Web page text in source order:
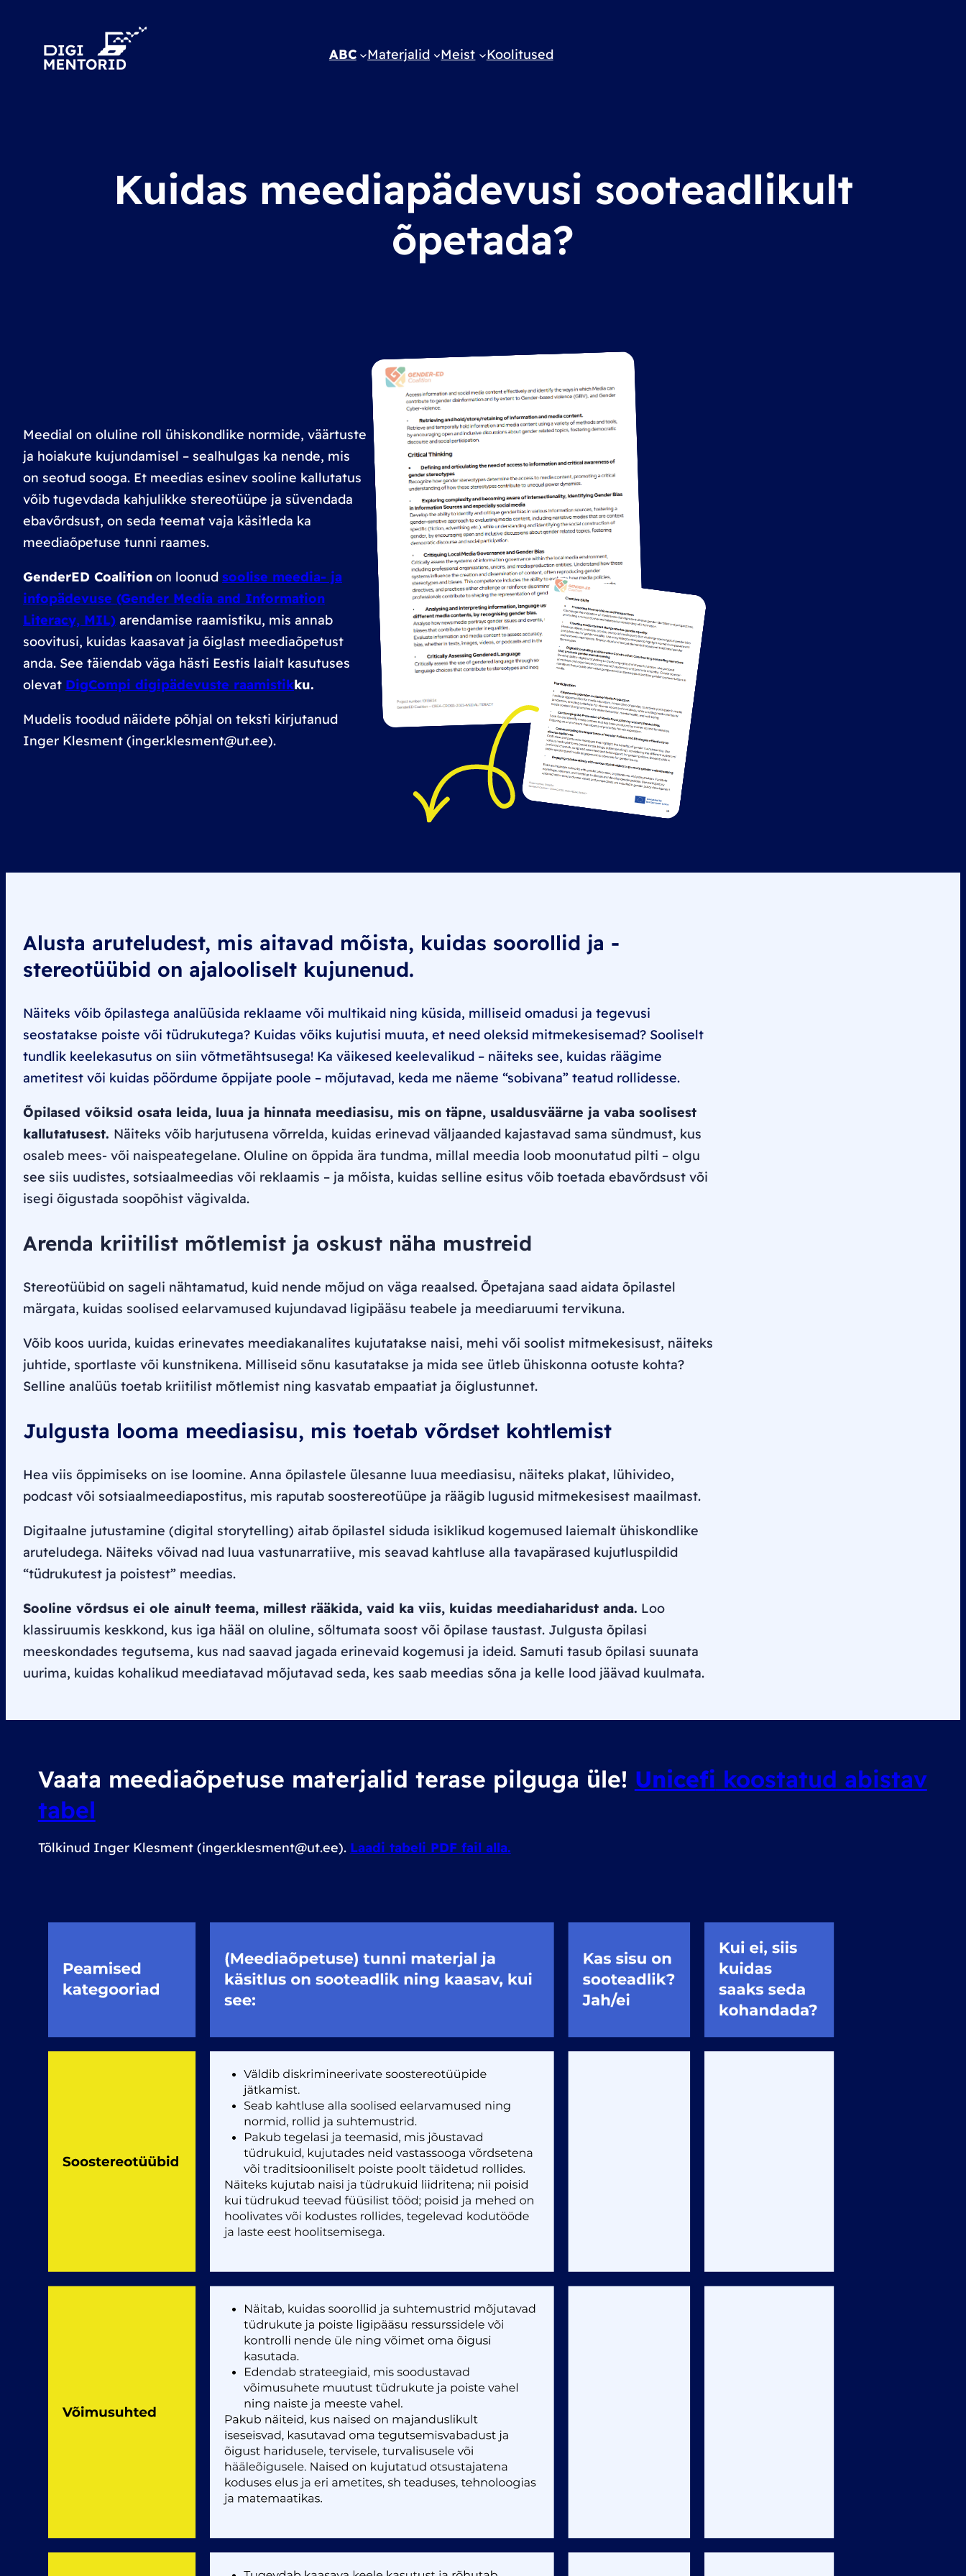
ABC Materjalid Meist Koolitused
Kuidas meediapädevusi sooteadlikult
õpetada?
Meedial on oluline roll ühiskondlike normide, väärtuste
ja hoiakute kujundamisel – sealhulgas ka nende, mis
on seotud sooga. Et meedias esinev sooline kallutatus
võib tugevdada kahjulikke stereotüüpe ja süvendada
ebavõrdsust, on seda teemat vaja käsitleda ka
meediaõpetuse tunni raames.
GenderED Coalition on loonud soolise meedia- ja
infopädevuse (Gender Media and Information
Literacy, MIL) arendamise raamistiku, mis annab
soovitusi, kuidas kaasavat ja õiglast meediaõpetust
anda. See täiendab väga hästi Eestis laialt kasutuses
olevat DigCompi digipädevuste raamistikku.
Mudelis toodud näidete põhjal on teksti kirjutanud
Inger Klesment (inger.klesment@ut.ee).
Alusta aruteludest, mis aitavad mõista, kuidas soorollid ja -
stereotüübid on ajalooliselt kujunenud.
Näiteks võib õpilastega analüüsida reklaame või multikaid ning küsida, milliseid omadusi ja tegevusi
seostatakse poiste või tüdrukutega? Kuidas võiks kujutisi muuta, et need oleksid mitmekesisemad? Sooliselt
tundlik keelekasutus on siin võtmetähtsusega! Ka väikesed keelevalikud – näiteks see, kuidas räägime
ametitest või kuidas pöördume õppijate poole – mõjutavad, keda me näeme “sobivana” teatud rollidesse.
Õpilased võiksid osata leida, luua ja hinnata meediasisu, mis on täpne, usaldusväärne ja vaba soolisest
kallutatusest. Näiteks võib harjutusena võrrelda, kuidas erinevad väljaanded kajastavad sama sündmust, kus
osaleb mees- või naispeategelane. Oluline on õppida ära tundma, millal meedia loob moonutatud pilti – olgu
see siis uudistes, sotsiaalmeedias või reklaamis – ja mõista, kuidas selline esitus võib toetada ebavõrdsust või
isegi õigustada soopõhist vägivalda.
Arenda kriitilist mõtlemist ja oskust näha mustreid
Stereotüübid on sageli nähtamatud, kuid nende mõjud on väga reaalsed. Õpetajana saad aidata õpilastel
märgata, kuidas soolised eelarvamused kujundavad ligipääsu teabele ja meediaruumi tervikuna.
Võib koos uurida, kuidas erinevates meediakanalites kujutatakse naisi, mehi või soolist mitmekesisust, näiteks
juhtide, sportlaste või kunstnikena. Milliseid sõnu kasutatakse ja mida see ütleb ühiskonna ootuste kohta?
Selline analüüs toetab kriitilist mõtlemist ning kasvatab empaatiat ja õiglustunnet.
Julgusta looma meediasisu, mis toetab võrdset kohtlemist
Hea viis õppimiseks on ise loomine. Anna õpilastele ülesanne luua meediasisu, näiteks plakat, lühivideo,
podcast või sotsiaalmeediapostitus, mis raputab soostereotüüpe ja räägib lugusid mitmekesisest maailmast.
Digitaalne jutustamine (digital storytelling) aitab õpilastel siduda isiklikud kogemused laiemalt ühiskondlike
aruteludega. Näiteks võivad nad luua vastunarratiive, mis seavad kahtluse alla tavapärased kujutluspildid
“tüdrukutest ja poistest” meedias.
Sooline võrdsus ei ole ainult teema, millest rääkida, vaid ka viis, kuidas meediaharidust anda. Loo
klassiruumis keskkond, kus iga hääl on oluline, sõltumata soost või õpilase taustast. Julgusta õpilasi
meeskondades tegutsema, kus nad saavad jagada erinevaid kogemusi ja ideid. Samuti tasub õpilasi suunata
uurima, kuidas kohalikud meediatavad mõjutavad seda, kes saab meedias sõna ja kelle lood jäävad kuulmata.
Vaata meediaõpetuse materjalid terase pilguga üle! Unicefi koostatud abistav
tabel
Tõlkinud Inger Klesment (inger.klesment@ut.ee). Laadi tabeli PDF fail alla.